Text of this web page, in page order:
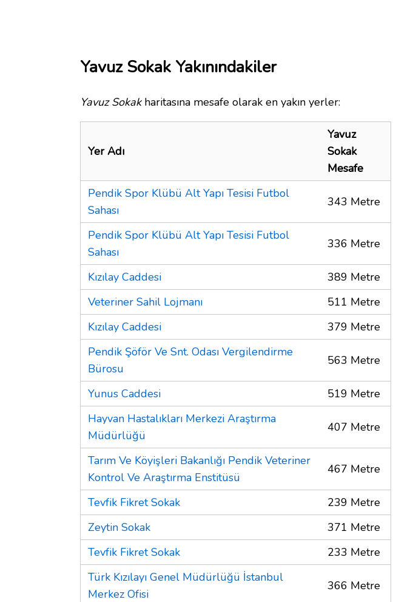
Yavuz Sokak Yakınındakiler
Yavuz Sokakharitasına mesafe olarak en yakın yerler:
Yer Adı
Yavuz
Sokak
Mesafe
Pendik Spor Klübü Alt Yapı Tesisi Futbol
Sahası
343 Metre
Pendik Spor Klübü Alt Yapı Tesisi Futbol
Sahası
336 Metre
Kızılay Caddesi
389 Metre
Veteriner Sahil Lojmanı
511 Metre
Kızılay Caddesi
379 Metre
Pendik Şöför Ve Snt. Odası Vergilendirme
Bürosu
563 Metre
Yunus Caddesi
519 Metre
Hayvan Hastalıkları Merkezi Araştırma
Müdürlüğü
407 Metre
Tarım Ve Köyişleri Bakanlığı Pendik Veteriner
Kontrol Ve Araştırma Enstitüsü
467 Metre
Tevfik Fikret Sokak
239 Metre
Zeytin Sokak
371 Metre
Tevfik Fikret Sokak
233 Metre
Türk Kızılayı Genel Müdürlüğü İstanbul
Merkez Ofisi
366 Metre